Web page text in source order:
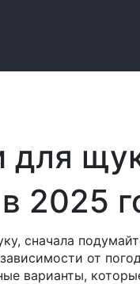
для
2025
сначала
от
варианты,